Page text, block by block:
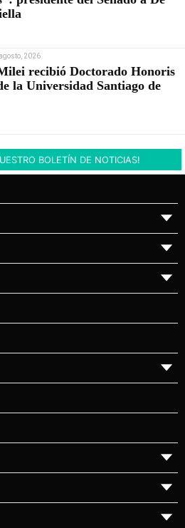
2026
recibió Doctorado Honoris
la Universidad Santiago de
BOLETÍN DE NOTICIAS!
▼
▼
▼
▼
▼
▼
▼